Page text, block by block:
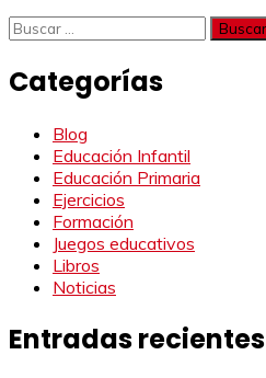
Buscar:
Categorías
Blog
Educación Infantil
Educación Primaria
Ejercicios
Formación
Juegos educativos
Libros
Noticias
Entradas recientes